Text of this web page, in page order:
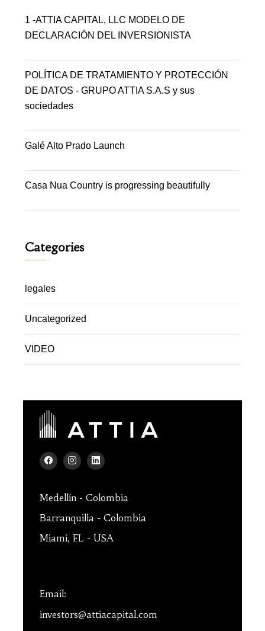
1 -ATTIA CAPITAL, LLC MODELO DE
DECLARACIÓN DEL INVERSIONISTA
POLÍTICA DE TRATAMIENTO Y PROTECCIÓN
DE DATOS - GRUPO ATTIA S.A.S y sus
sociedades
Galé Alto Prado Launch
Casa Nua Country is progressing beautifully
Categories
legales
Uncategorized
VIDEO
Medellín - Colombia
Barranquilla - Colombia
Miami, FL - USA
Email:
investors@attiacapital.com